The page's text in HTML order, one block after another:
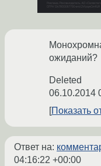
ожиданий?
Deleted
06.10.2014
Показать
Ответ на:
04:16:22 +00:00